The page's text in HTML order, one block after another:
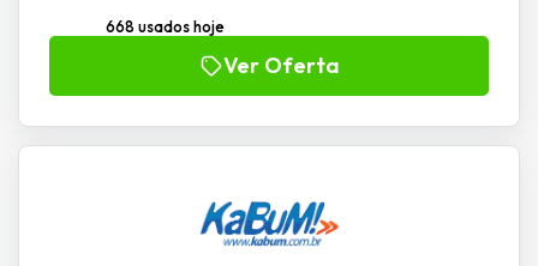
668 usados hoje
Ver Oferta